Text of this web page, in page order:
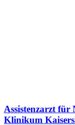
Assistenzarzt für
Klinikum